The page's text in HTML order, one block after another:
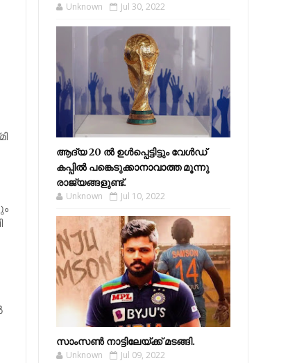
Unknown Jul 30, 2022
ആദ്യ 20 ല്‍ ഉള്‍പ്പെട്ടിട്ടും വേള്‍ഡ്
കപ്പില്‍ പങ്കെടുക്കാനാവാത്ത മൂന്നു
രാജ്യങ്ങളുണ്ട്.
Unknown Jul 10, 2022
സാംസണ്‍ നാട്ടിലേയ്‌ക്ക് മടങ്ങി.
Unknown Jul 09, 2022